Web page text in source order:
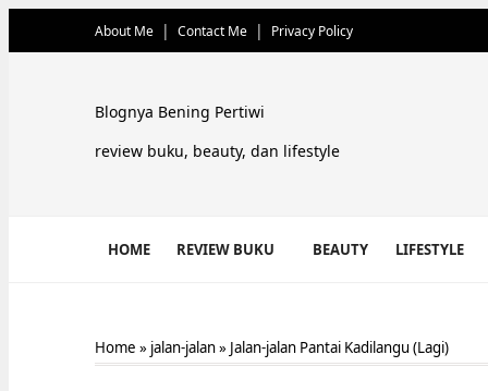
About Me Contact Me Privacy Policy
Blognya Bening Pertiwi
review buku, beauty, dan lifestyle
HOME REVIEW BUKU BEAUTY LIFESTYLE
Home » jalan-jalan» Jalan-jalan Pantai Kadilangu (Lagi)